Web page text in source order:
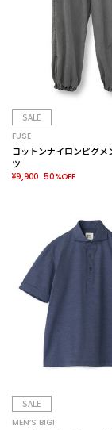
SALE
FUSE
コットンナイロンピグメ
ツ
¥9,900 50%OFF
SALE
MEN’S BIGI